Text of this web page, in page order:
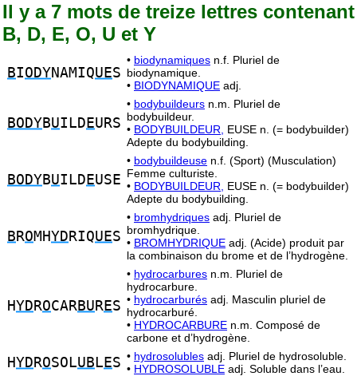
Il y a 7 mots de treize lettres contenant
B, D, E, O, U et Y
BIODYNAMIQUES
• biodynamiques n.f. Pluriel de
biodynamique.
• BIODYNAMIQUE adj.
BODYBUILD EURS
• bodybuildeurs n.m. Pluriel de
bodybuildeur.
• BODYBUILDEUR,
EUSE n. (= bodybuilder)
Adepte du bodybuilding.
BODYBUILD EUSE
• bodybuildeuse n.f. (Sport) (Musculation)
Femme culturiste.
• BODYBUILDEUR,
EUSE n. (= bodybuilder)
Adepte du bodybuilding.
B ROMHYD RIQUES
• bromhydriques adj. Pluriel de
bromhydrique.
• BROMHYDRIQUE adj. (Acide) produit par
la combinaison du brome et de l’hydrogène.
HYD ROCARBU RES
• hydrocarbures n.m. Pluriel de
hydrocarbure.
• hydrocarburés adj. Masculin pluriel de
hydrocarburé.
• HYDROCARBURE n.m. Composé de
carbone et d’hydrogène.
HYD ROSOLUB L ES • hydrosolubles adj. Pluriel de hydrosoluble.
• HYDROSOLUBLE adj. Soluble dans l’eau.